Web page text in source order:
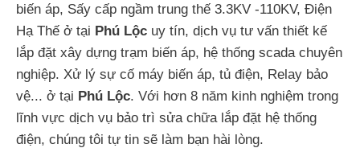
biến áp, Sấy cấp ngầm trung thế 3.3KV -110KV, Điện
Hạ Thế ở tại Phú Lộc uy tín, dịch vụ tư vấn thiết kế
lắp đặt xây dựng trạm biến áp, hệ thống scada chuyên
nghiệp. Xử lý sự cố máy biến áp, tủ điện, Relay bảo
vệ... ở tại Phú Lộc. Với hơn 8 năm kinh nghiệm trong
lĩnh vực dịch vụ bảo trì sửa chữa lắp đặt hệ thống
điện, chúng tôi tự tin sẽ làm bạn hài lòng.